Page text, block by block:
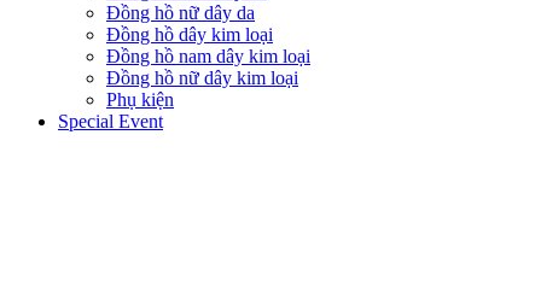
Đồng hồ nữ dây da
Đồng hồ dây kim loại
Đồng hồ nam dây kim loại
Đồng hồ nữ dây kim loại
Phụ kiện
Special Event